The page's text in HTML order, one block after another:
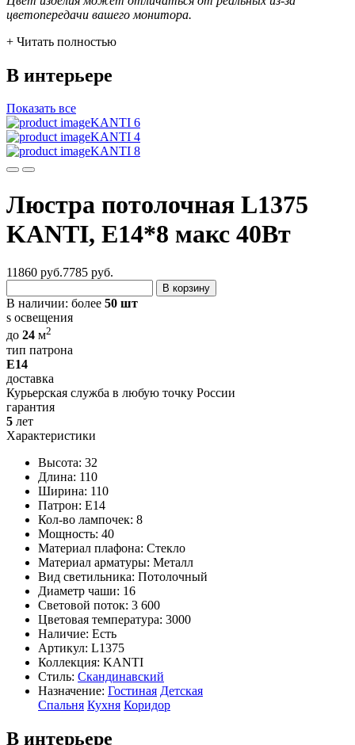
цветопередачи вашего монитора.
+ Читать полностью
В интерьере
Показать все
KANTI 6
KANTI 4
KANTI 8
Люстра потолочная L1375
KANTI, E14*8 макс 40Вт
11860 руб.7785 руб.
В корзину
В наличии: более 50 шт
s освещения
до 24 м2
тип патрона
E14
доставка
Курьерская служба в любую точку России
гарантия
5 лет
Характеристики
Высота: 32
Длина: 110
Ширина: 110
Патрон: E14
Кол-во лампочек: 8
Мощность: 40
Материал плафона: Стекло
Материал арматуры: Металл
Вид светильника: Потолочный
Диаметр чаши: 16
Световой поток: 3 600
Цветовая температура: 3000
Наличие: Есть
Артикул: L1375
Коллекция: KANTI
Стиль: Скандинавский
Назначение: Гостиная Детская
Спальня Кухня Коридор
В интерьере